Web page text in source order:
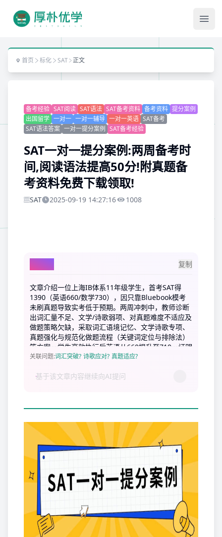
首页 标化 SAT 正文
备考经验 SAT阅读 SAT语法 SAT备考资料 备考资料 提分案例
出国留学 一对一 一对一辅导 一对一英语 SAT备考
SAT语法答案 一对一提分案例 SAT备考经验
SAT一对一提分案例:两周备考时
间,阅读语法提高50分!附真题备
考资料免费下载领取!
SAT 2025-09-19 14:27:16 1008
AI总结 复制
文章介绍一位上海IB体系11年级学生，首考SAT得
1390（英语660/数学730），因只靠Bluebook模考
未刷真题导致实考低于预期。两周冲刺中，教师诊断
出词汇量不足、文学/诗歌弱项、对真题难度不适应及
做题策略欠缺，采取词汇语境记忆、文学诗歌专项、
真题强化与规范化做题流程（关键词定位与排除法）
等方案。学生高效执行后英语从660提升至710，证明
方法与执行力决定提分效果。
关联问题:词汇突破? 诗歌应对? 真题适应?